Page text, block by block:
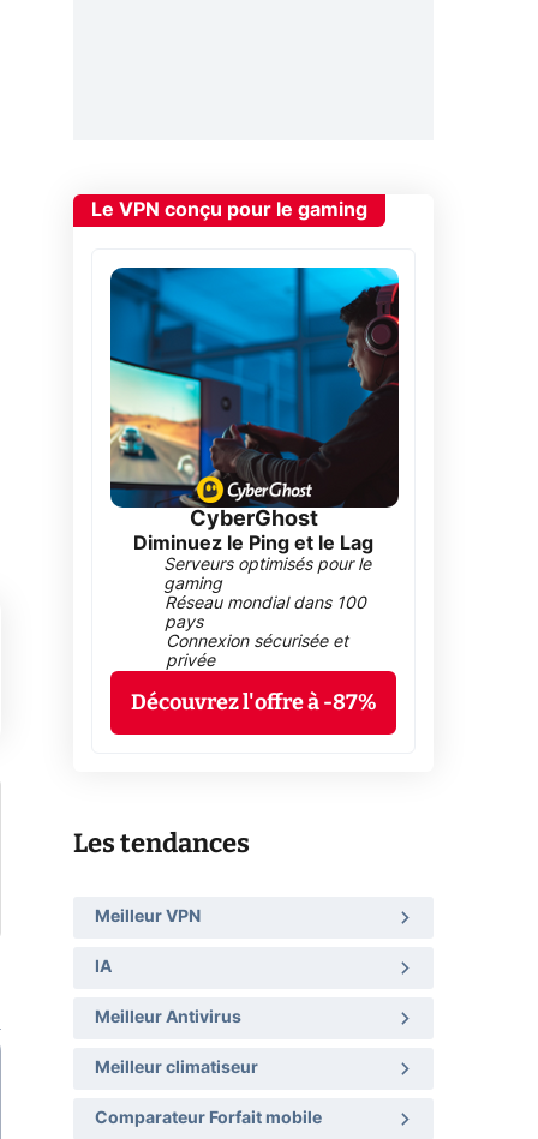
Le VPN conçu pour le gaming
CyberGhost
Diminuez le Ping et le Lag
Serveurs optimisés pour le
gaming
Réseau mondial dans 100
pays
Connexion sécurisée et
privée
Découvrez l'offre à -87%
Les tendances
Meilleur VPN
IA
Meilleur Antivirus
Meilleur climatiseur
Comparateur Forfait mobile